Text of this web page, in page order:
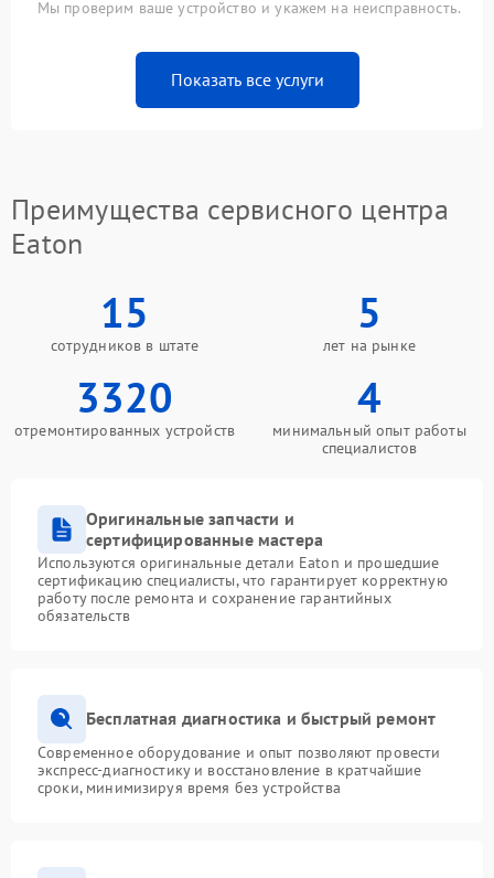
Мы проверим ваше устройство и укажем на неисправность.
Показать все услуги
Преимущества сервисного центра
Eaton
15
сотрудников в штате
5
лет на рынке
3320
отремонтированных устройств
4
минимальный опыт работы
специалистов
Оригинальные запчасти и
сертифицированные мастера
Используются оригинальные детали Eaton и прошедшие
сертификацию специалисты, что гарантирует корректную
работу после ремонта и сохранение гарантийных
обязательств
Бесплатная диагностика и быстрый ремонт
Современное оборудование и опыт позволяют провести
экспресс-диагностику и восстановление в кратчайшие
сроки, минимизируя время без устройства